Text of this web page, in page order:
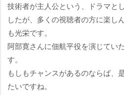
技術者が主人公という、ドラマと
したが、多くの視聴者の方に楽し
も光栄です。
阿部寛さんに佃航平役を演じてい
す。
もしもチャンスがあるのならば、
たいですね。